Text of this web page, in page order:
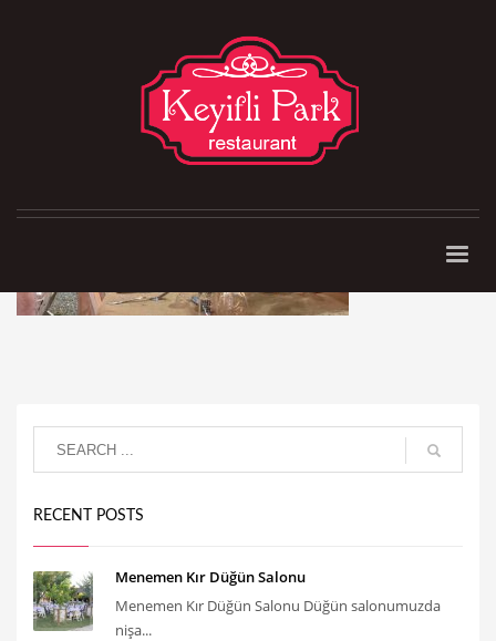
RECENT POSTS
Menemen Kır Düğün Salonu
Menemen Kır Düğün Salonu Düğün salonumuzda
nişa...